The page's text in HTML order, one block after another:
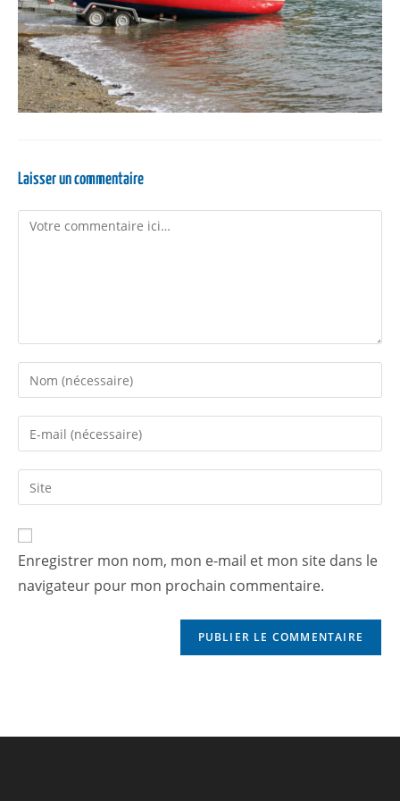
Laisser un commentaire
Enregistrer mon nom, mon e-mail et mon site dans le
navigateur pour mon prochain commentaire.